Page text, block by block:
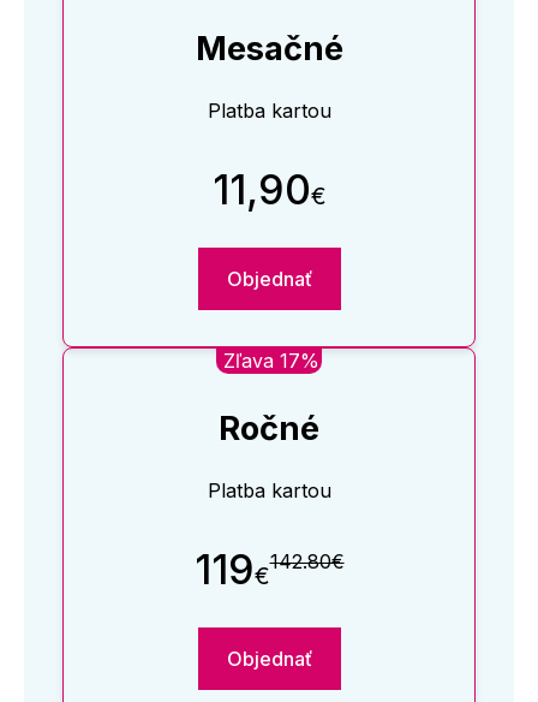
Mesačné
Platba kartou
11,90€
Objednať
Zľava 17%
Ročné
Platba kartou
119€142.80€
Objednať